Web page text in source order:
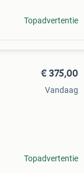
Topadvertentie
€ 375,00
Vandaag
Topadvertentie